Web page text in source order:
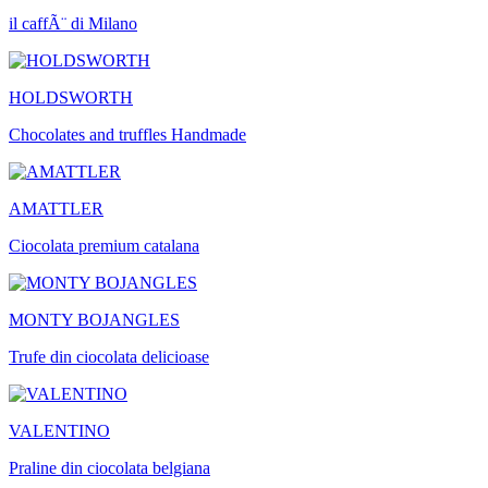
il caffÃ¨ di Milano
HOLDSWORTH
Chocolates and truffles Handmade
AMATTLER
Ciocolata premium catalana
MONTY BOJANGLES
Trufe din ciocolata delicioase
VALENTINO
Praline din ciocolata belgiana